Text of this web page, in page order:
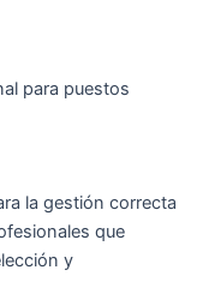
para puestos
la gestión correcta
que
y